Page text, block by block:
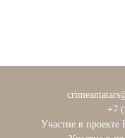
+7
Участие в проекте